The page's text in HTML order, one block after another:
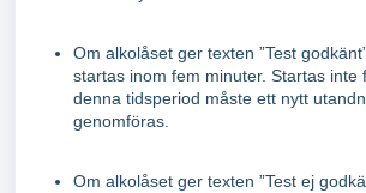
Om alkolåset ger texten ”Test
startas inom fem minuter. Startas inte
denna tidsperiod måste ett nytt
genomföras.
Om alkolåset ger texten ”Test ej